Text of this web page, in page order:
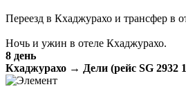
Переезд в Кхаджурахо и трансфер в
Ночь и ужин в отеле Кхаджурахо.
8 день
Кхаджурахо → Дели (рейс SG 2932